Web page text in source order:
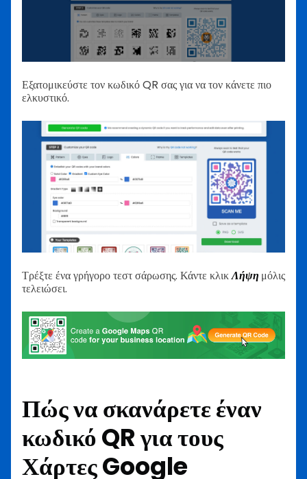
Εξατομικεύστε τον κωδικό QR σας για να τον κάνετε πιο
ελκυστικό.
Τρέξτε ένα γρήγορο τεστ σάρωσης. Κάντε κλικΛήψη μόλις
τελειώσει.
Πώς να σκανάρετε έναν
κωδικό QR για τους
Χάρτες Google